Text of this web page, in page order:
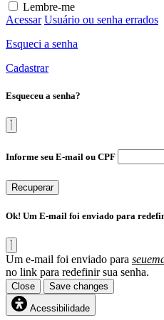
Lembre-me
Acessar Usuário ou senha errados
Esqueci a senha
Cadastrar
Esqueceu a senha?
Informe seu E-mail ou CPF
Recuperar
Ok! Um E-mail foi enviado para
Um e-mail foi enviado para
no link para redefinir sua senha.
Close Save changes
Acessibilidade